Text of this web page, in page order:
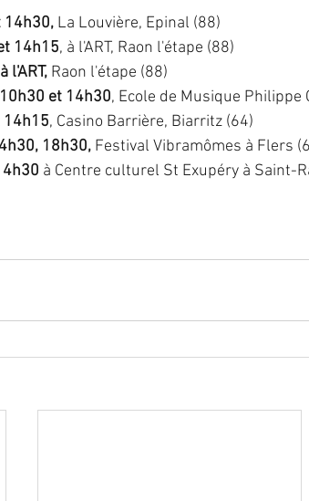
14h30, La Louvière, Epinal (88)
14h15, à l'ART, Raon l'étape (88)
l'ART, Raon l'étape (88)
et 14h30, Ecole de Musique Philippe
14h15, Casino Barrière, Biarritz (64)
18h30, Festival Vibramômes à Flers
à Centre culturel St Exupéry à Saint-